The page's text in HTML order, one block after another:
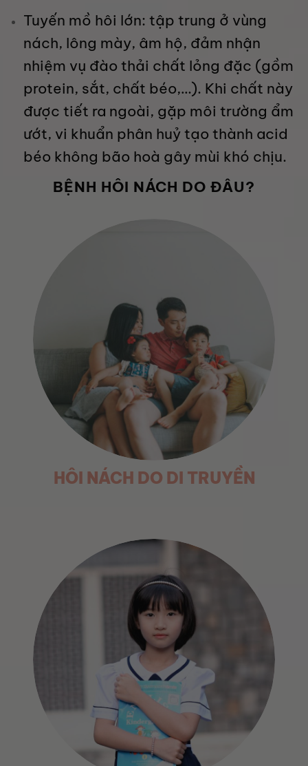
Tuyến mồ hôi lớn: tập trung ở vùng
nách, lông mày, âm hộ, đảm nhận
nhiệm vụ đào thải chất lỏng đặc (gồm
protein, sắt, chất béo,…). Khi chất này
được tiết ra ngoài, gặp môi trường ẩm
ướt, vi khuẩn phân huỷ tạo thành acid
béo không bão hoà gây mùi khó chịu.
BỆNH HÔI NÁCH DO ĐÂU?
HÔI NÁCH DO DI TRUYỀN